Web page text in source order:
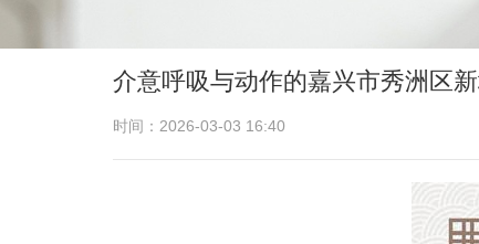
介意呼吸与动作的嘉兴市秀洲区
时间：2026-03-03 16:40